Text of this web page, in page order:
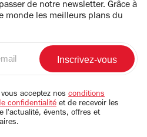
de notre newsletter. Grâce à
monde les meilleurs plans du
acceptez nos conditions
confidentialité et de recevoir les
l'actualité, évents, offres et